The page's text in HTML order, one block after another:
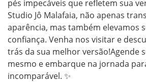
pés impecáveis que refletem sua
Studio Jô Malafaia, não apenas
aparência, mas também elevamos
confiança. Venha nos visitar e
trás da sua melhor versão!Agende
mesmo e embarque na jornada
incomparável. ✨